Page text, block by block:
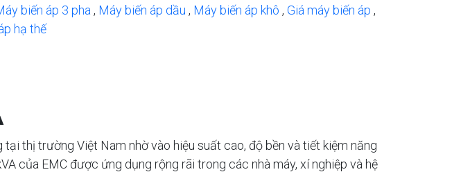
biến áp 3 pha , Máy biến áp dầu , Máy biến áp khô , Giá máy biến áp ,
hạ thế
thị trường Việt Nam nhờ vào hiệu suất cao, độ bền và tiết kiệm năng
của EMC được ứng dụng rộng rãi trong các nhà máy, xí nghiệp và hệ